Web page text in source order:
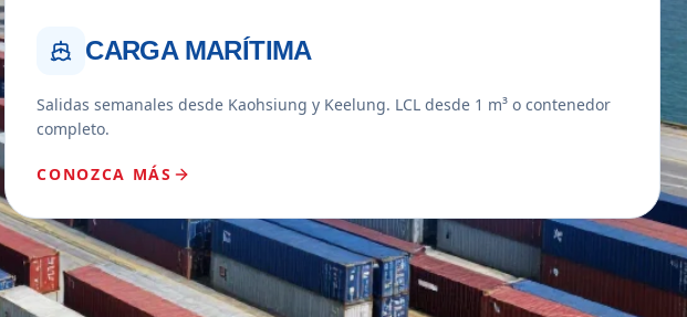
CARGA MARÍTIMA
Salidas semanales desde Kaohsiung y Keelung. LCL desde 1 m³ o contenedor
completo.
CONOZCA MÁS